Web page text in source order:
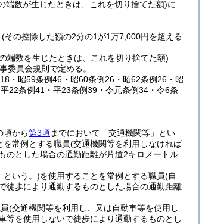
端数が生じたときは、これを切り捨てた額)に
(その控除した額の2分の1が1万7,000円を超える
端数を生じたときは、これを切り捨てた額)
委員会規則で定める。
・昭59条例46・昭60条例26・昭62条例26・昭
22条例41・平23条例39・令元条例34・令6条
項から第3項までにおいて「交通機関等」とい
を常例とする職員(交通機関等を利用しなければ
のとした場合の通勤距離が片道2キロメートル
という。)を使用することを常例とする職員(自
徒歩により通勤するものとした場合の通勤距離
(交通機関等を利用し、又は自動車等を使用し
等を使用しないで徒歩により通勤するものとし